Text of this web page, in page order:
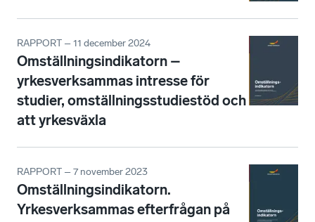
RAPPORT – 11 december 2024
Omställningsindikatorn –
yrkesverksammas intresse för
studier, omställningsstudiestöd och
att yrkesväxla
RAPPORT – 7 november 2023
Omställningsindikatorn.
Yrkesverksammas efterfrågan på